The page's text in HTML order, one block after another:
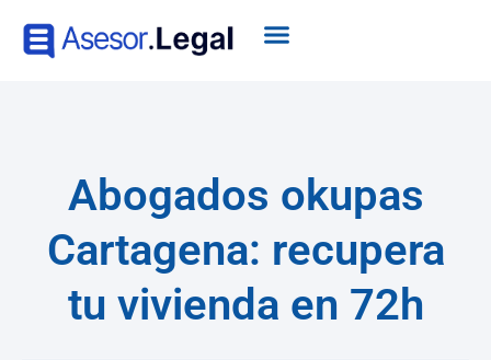
Abogados okupas
Cartagena: recupera
tu vivienda en 72h